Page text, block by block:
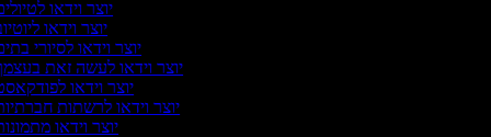
יוצר וידאו
יוצר וידאו
יוצר וידאו לסיורי
יוצר וידאו לעשה זאת
יוצר וידאו
יוצר וידאו לרשתות
יוצר וידאו